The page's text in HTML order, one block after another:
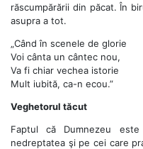
răscumpărării din păcat. În
asupra a tot.
„Când în scenele de glorie
Voi cânta un cântec nou,
Va fi chiar vechea istorie
Mult iubită, ca-n ecou.”
Veghetorul tăcut
Faptul că Dumnezeu
nedreptatea şi pe cei care